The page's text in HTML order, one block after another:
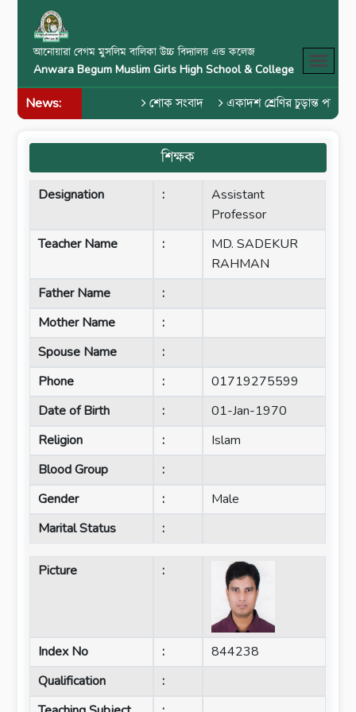
আনোয়ারা বেগম মুসলিম বালিকা উচ্চ বিদ্যালয় এন্ড কলেজ
Anwara Begum Muslim Girls High School & College
News: শোক সংবাদ একাদশ শ্রেণির চুড়ান্ত
শিক্ষক
Designation :
Assistant
Professor
Teacher Name
:
MD. SADEKUR
RAHMAN
Father Name
:
Mother Name
:
Spouse Name
:
Phone
:
01719275599
Date of Birth
:
01-Jan-1970
Religion
:
Islam
Blood Group
:
Gender
:
Male
Marital Status
:
Picture :
Index No :
844238
Qualification
: